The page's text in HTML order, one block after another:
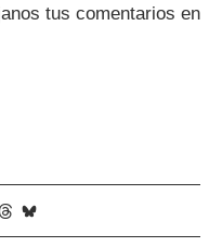
tus comentarios en